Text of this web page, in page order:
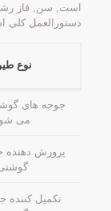
است, سن, فاز
دستورالعمل کلی
نوع
جوجه های
می
پرورش دهنده
تکمیل کننده